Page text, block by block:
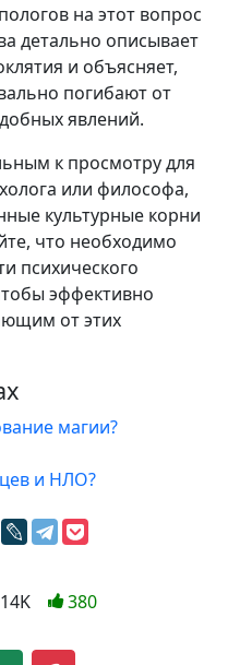
на этот вопрос
детально описывает
и объясняет,
погибают от
явлений.
к просмотру для
или философа,
культурные корни
что необходимо
психического
эффективно
от этих
магии?
и НЛО?
14K 380